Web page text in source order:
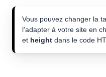
Vous pouvez changer la
l'adapter à votre site en
et height dans le code